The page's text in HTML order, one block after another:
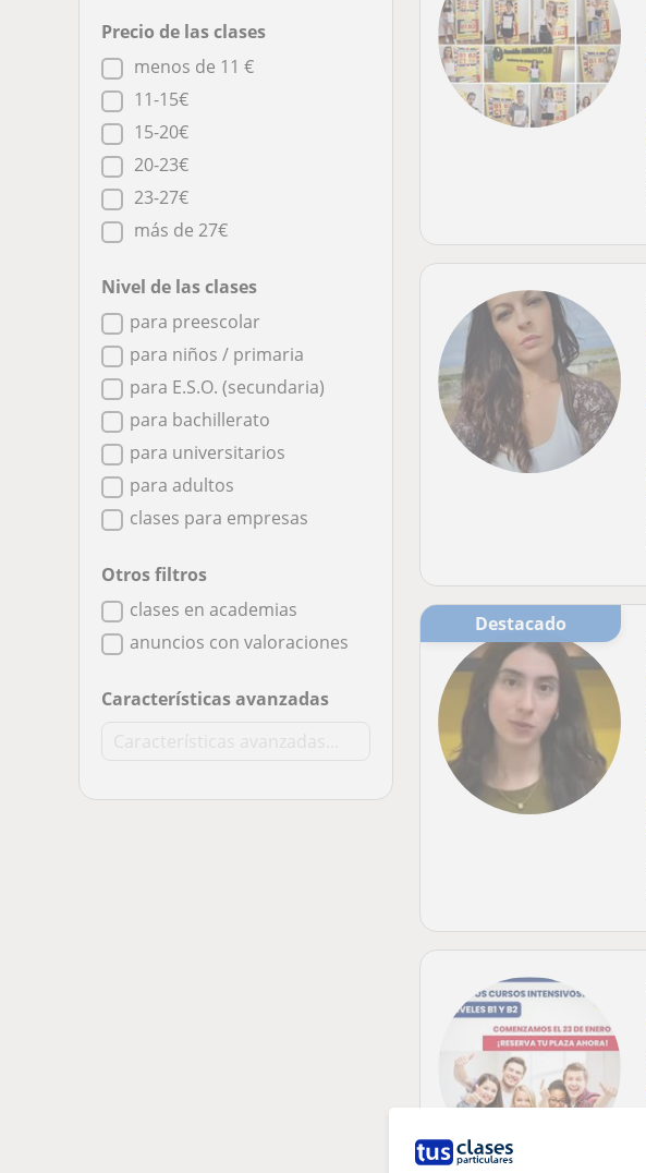
Precio de las clases
menos de 11 €
11-15€
15-20€
20-23€
23-27€
más de 27€
Nivel de las clases
para preescolar
para niños / primaria
para E.S.O. (secundaria)
para bachillerato
para universitarios
para adultos
clases para empresas
Otros filtros
clases en academias
anuncios con valoraciones
Características avanzadas
Destacado